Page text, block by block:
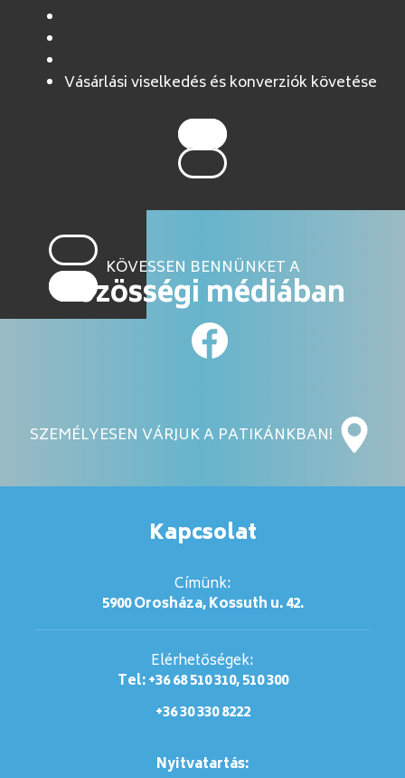
Vásárlási viselkedés és konverziók követése
KÖVESSEN BENNÜNKET A
közösségi médiában
SZEMÉLYESEN VÁRJUK A PATIKÁNKBAN!
Kapcsolat
Címünk:
5900 Orosháza, Kossuth u. 42.
Elérhetőségek:
Tel: +36 68 510 310, 510 300
+36 30 330 8222
Nyitvatartás: